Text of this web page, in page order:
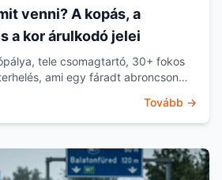
venni? A kopás, a
a kor árulkodó jelei
tele csomagtartó, 30+ fokos
ami egy fáradt abroncson
Tovább →